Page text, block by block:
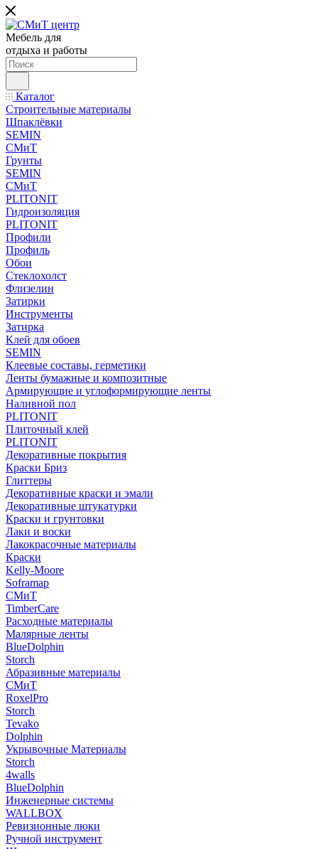
Мебель для
отдыха и работы
Каталог
Строительные материалы
Шпаклёвки
SEMIN
СМиТ
Грунты
SEMIN
СМиТ
PLITONIT
Гидроизоляция
PLITONIT
Профили
Профиль
Обои
Стеклохолст
Флизелин
Затирки
Инструменты
Затирка
Клей для обоев
SEMIN
Клеевые составы, герметики
Ленты бумажные и композитные
Армирующие и углоформирующие ленты
Наливной пол
PLITONIT
Плиточный клей
PLITONIT
Декоративные покрытия
Краски Бриз
Глиттеры
Декоративные краски и эмали
Декоративные штукатурки
Краски и грунтовки
Лаки и воски
Лакокрасочные материалы
Краски
Kelly-Moore
Soframap
СМиТ
TimberCare
Расходные материалы
Малярные ленты
BlueDolphin
Storch
Абразивные материалы
СМиТ
RoxelPro
Storch
Tevako
Dolphin
Укрывочные Материалы
Storch
4walls
BlueDolphin
Инженерные системы
WALLBOX
Ревизионные люки
Ручной инструмент